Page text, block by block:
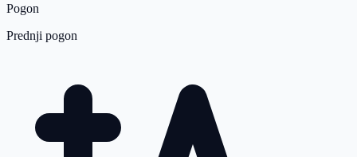
Pogon
Prednji pogon